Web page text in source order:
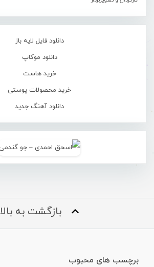
دانلود فایل لایه باز
دانلود موکاپ
خرید هاست
خرید محصولات پوستی
دانلود آهنگ جدید
بازگشت به بالا
برچسب های محبوب